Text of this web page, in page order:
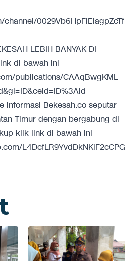
0029Vb6HpFlElagpZcTf
LEBIH BANYAK DI
di bawah ini
publications/CAAqBwgKML
informasi Bekesah.co seputar
Timur dengan bergabung di
klik link di bawah ini
L4DcfLR9YvdDkNKiF2cCPG